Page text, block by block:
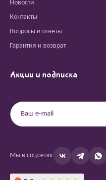
Новости
Контакты
Вопросы и ответы
Гарантия и возврат
Акции и подписка
Мы в соцсетях